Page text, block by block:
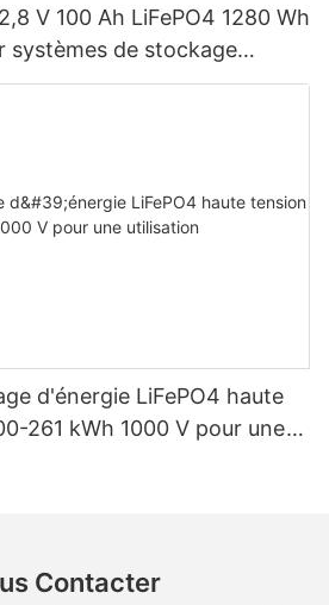
V 100 Ah LiFePO4 1280 Wh
systèmes de stockage
d'énergie LiFePO4 haute
261 kWh 1000 V pour une
Contacter